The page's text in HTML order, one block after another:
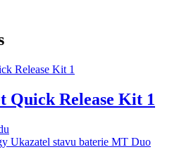
Quick Release Kit 1